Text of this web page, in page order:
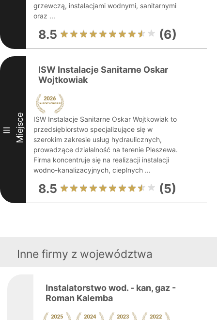
grzewczą, instalacjami wodnymi, sanitarnymi
oraz ...
8.5 (6)
III Miejsce
ISW Instalacje Sanitarne Oskar
Wojtkowiak
ISW Instalacje Sanitarne Oskar Wojtkowiak to
przedsiębiorstwo specjalizujące się w
szerokim zakresie usług hydraulicznych,
prowadzące działalność na terenie Pleszewa.
Firma koncentruje się na realizacji instalacji
wodno-kanalizacyjnych, cieplnych ...
8.5 (5)
Inne firmy z województwa
Instalatorstwo wod. - kan, gaz -
Roman Kalemba